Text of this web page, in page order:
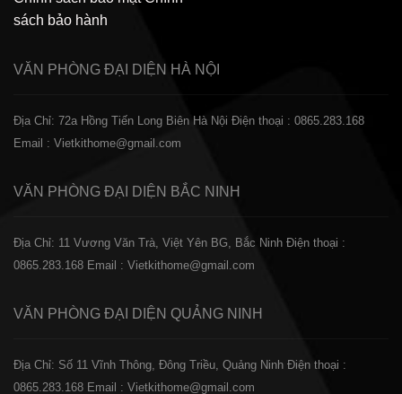
sách bảo hành
VĂN PHÒNG ĐẠI DIỆN HÀ NỘI
Địa Chỉ: 72a Hồng Tiến Long Biên Hà Nội Điện thoại : 0865.283.168
Email : Vietkithome@gmail.com
VĂN PHÒNG ĐẠI DIỆN BẮC NINH
Địa Chỉ: 11 Vương Văn Trà, Việt Yên BG, Bắc Ninh Điện thoại :
0865.283.168 Email : Vietkithome@gmail.com
VĂN PHÒNG ĐẠI DIỆN QUẢNG NINH
Địa Chỉ: Số 11 Vĩnh Thông, Đông Triều, Quảng Ninh Điện thoại :
0865.283.168 Email : Vietkithome@gmail.com